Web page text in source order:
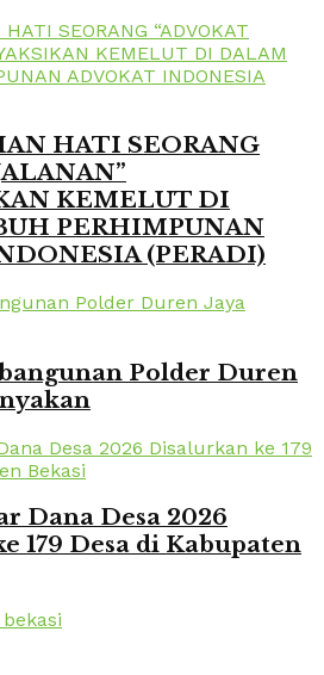
HATI SEORANG
KEMELUT DI
PERHIMPUNAN
(PERADI)
Polder Duren
Dana Desa 2026
179 Desa di Kabupaten